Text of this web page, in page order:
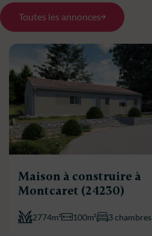
Toutes les annonces
Maison à construire à
Montcaret (24230)
2774m² 100m² 3 chambres